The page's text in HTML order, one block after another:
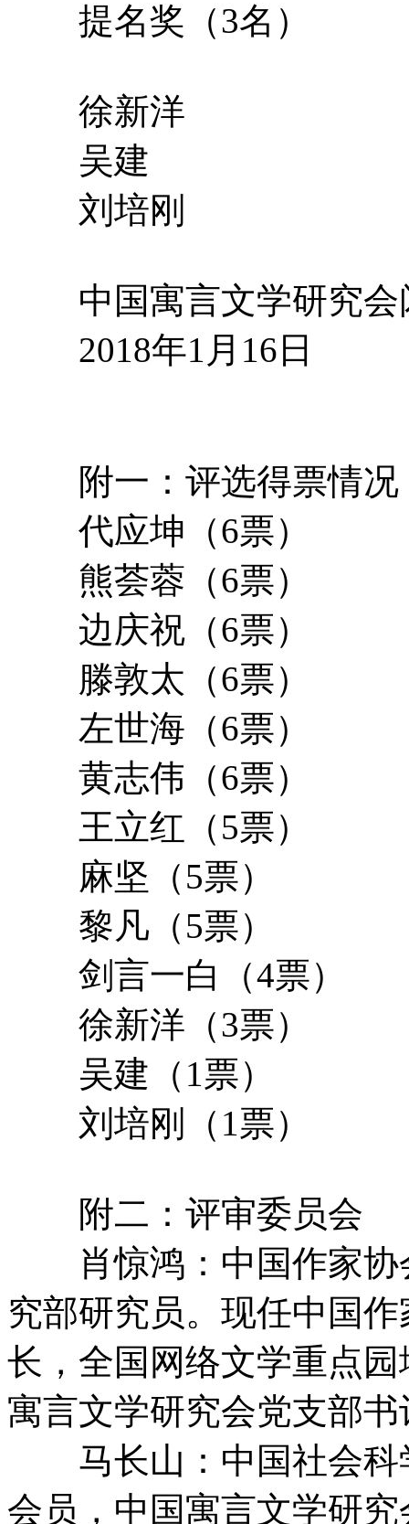
提名奖（3名）
徐新洋
吴建
刘培刚
中国寓言文学研究会
2018年1月16日
附一：评选得票情况
代应坤（6票）
熊荟蓉（6票）
边庆祝（6票）
滕敦太（6票）
左世海（6票）
黄志伟（6票）
王立红（5票）
麻坚（5票）
黎凡（5票）
剑言一白（4票）
徐新洋（3票）
吴建（1票）
刘培刚（1票）
附二：评审委员会
肖惊鸿：中国作家协
究部研究员。现任中国
长，全国网络文学重点
寓言文学研究会党支部
马长山：中国社会科
会员，中国寓言文学研